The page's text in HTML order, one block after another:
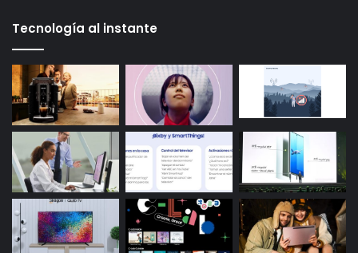
Tecnología al instante